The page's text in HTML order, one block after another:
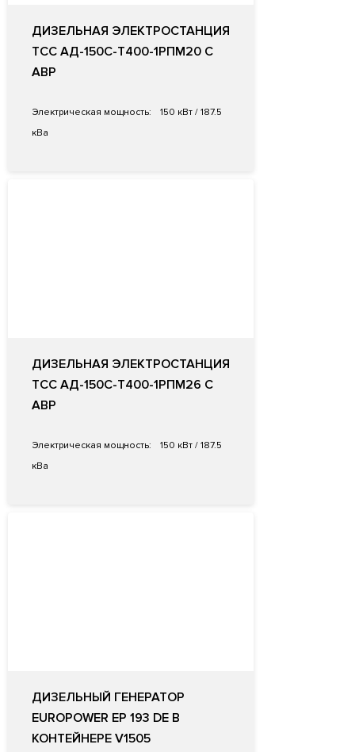
ДИЗЕЛЬНАЯ ЭЛЕКТРОСТАНЦИЯ
ТСС АД-150С-Т400-1РПМ20 С
АВР
Электрическая мощность:
150 кВт / 187.5
кВа
ДИЗЕЛЬНАЯ ЭЛЕКТРОСТАНЦИЯ
ТСС АД-150С-Т400-1РПМ26 С
АВР
Электрическая мощность:
150 кВт / 187.5
кВа
ДИЗЕЛЬНЫЙ ГЕНЕРАТОР
EUROPOWER EP 193 DE В
КОНТЕЙНЕРЕ V1505